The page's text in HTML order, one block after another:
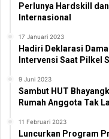
Perlunya Hardskill
Internasional
17 Januari 2023
Hadiri Deklarasi
Intervensi Saat Pilkel
9 Juni 2023
Sambut HUT
Rumah Anggota Tak
11 Februari 2023
Luncurkan Program